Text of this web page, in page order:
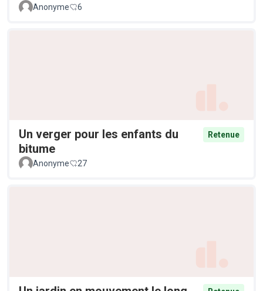
Anonyme 6
Un verger pour les enfants du
bitume
Retenue
Anonyme 27